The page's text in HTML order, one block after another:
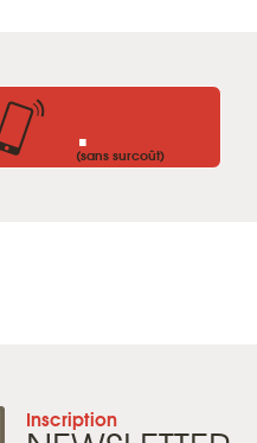
.
(sans surcoût)
Inscription